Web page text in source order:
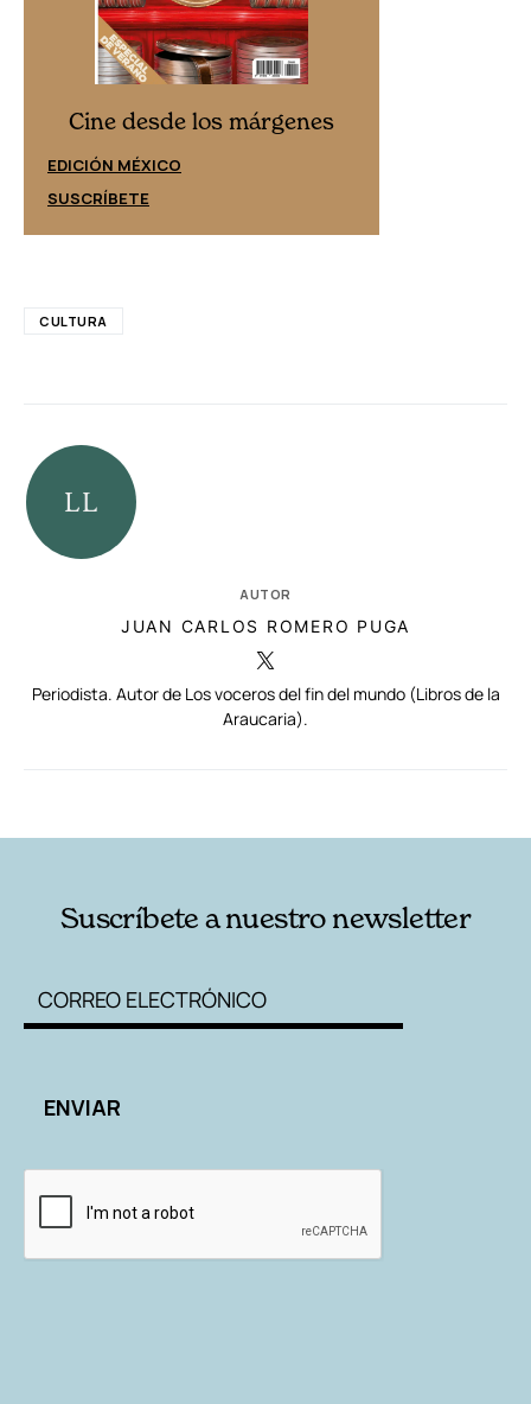
Cine desde los márgenes
EDICIÓN MÉXICO
SUSCRÍBETE
CULTURA
AUTOR
JUAN CARLOS ROMERO PUGA
Periodista. Autor de Los voceros del fin del mundo (Libros de la
Araucaria).
Suscríbete a nuestro newsletter